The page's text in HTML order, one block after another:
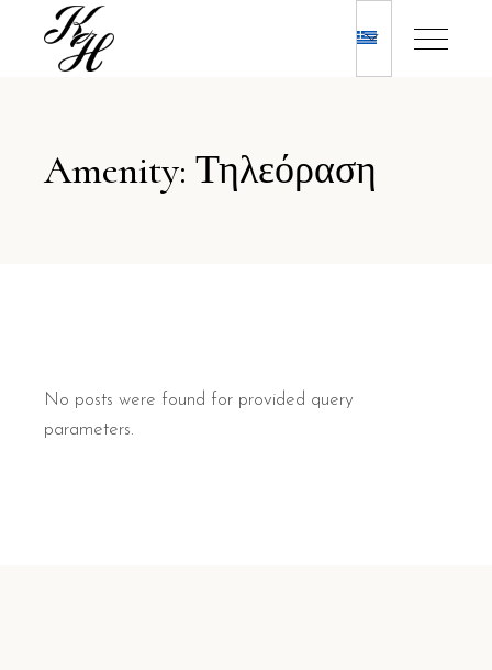
Amenity: Τηλεόραση
No posts were found for provided query
parameters.